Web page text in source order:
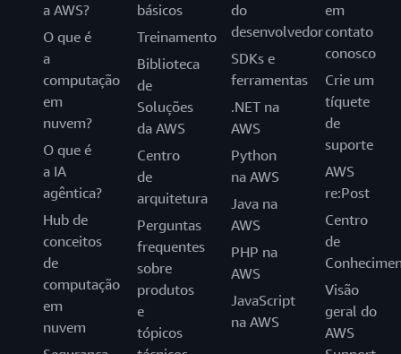
a AWS?
O que é
a
computação
em
nuvem?
O que é
a IA
agêntica?
Hub de
conceitos
de
computação
em
nuvem
básicos
Treinamento
Biblioteca
de
Soluções
da AWS
Centro
de
arquitetura
Perguntas
frequentes
sobre
produtos
e
tópicos
do
desenvolvedor
SDKs e
ferramentas
.NET na
AWS
Python
na AWS
Java na
AWS
PHP na
AWS
JavaScript
na AWS
em
contato
conosco
Crie um
tíquete
de
suporte
AWS
re:Post
Centro
de
Visão
geral do
AWS